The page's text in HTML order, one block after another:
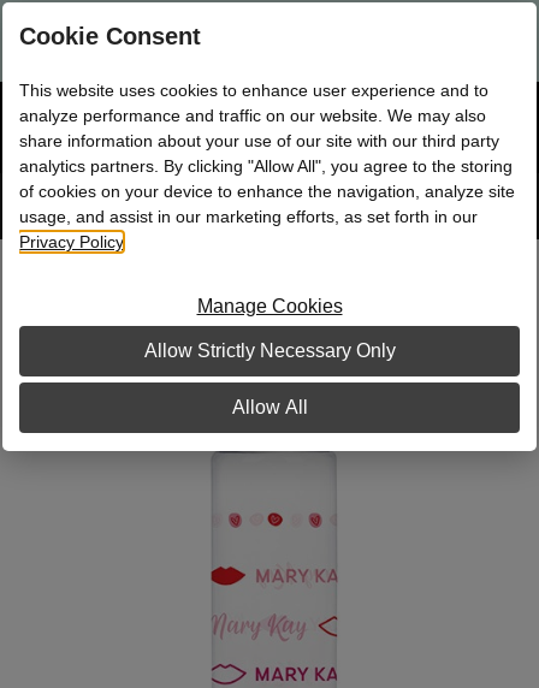
¿Eres consultora, directora o NSD de Mary Kay nueva?
☰Compra Bolsa
Rastrear
Sitio
de
Kay
Cookie Consent
This website uses cookies to enhance user experience and to
analyze performance and traffic on our website. We may also
share information about your use of our site with our third party
analytics partners. By clicking "Allow All", you agree to the storing
of cookies on your device to enhance the navigation, analyze site
usage, and assist in our marketing efforts, as set forth in our
Privacy Policy
Manage Cookies
Allow Strictly Necessary Only
Allow All